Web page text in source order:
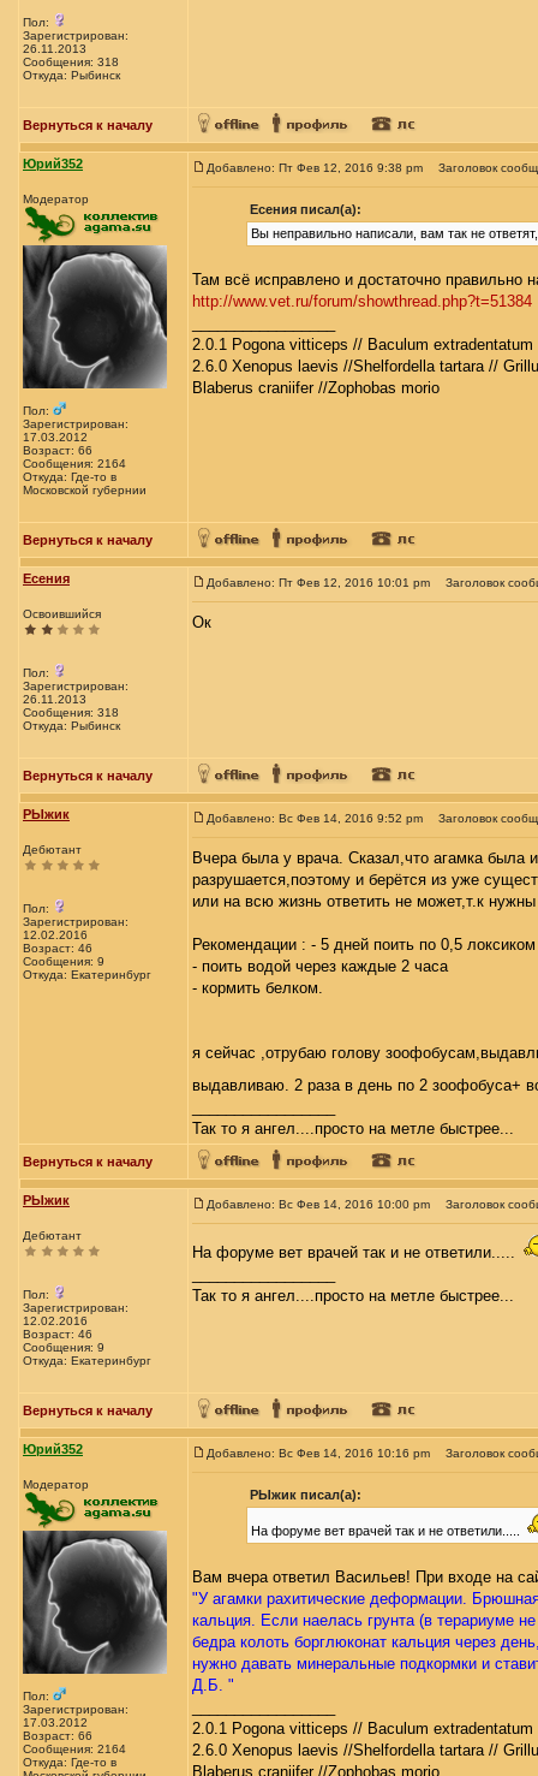
Пол:
Зарегистрирован:
26.11.2013
Сообщения: 318
Откуда: Рыбинск
Вернуться к началу
Юрий352
Модератор
Пол:
Зарегистрирован:
17.03.2012
Возраст: 66
Сообщения: 2164
Откуда: Где-то в
Московской губернии
Добавлено: Пт Фев 12, 2016 9:38 pm Заголовок
Есения писал(а):
Вы неправильно написали, вам так не
Там всё исправлено и достаточно правильно
http://www.vet.ru/forum/showthread.php?t=51384
2.0.1 Pogona vitticeps // Baculum extradentatum
2.6.0 Xenopus laevis //Shelfordella tartara //
Blaberus craniifer //Zophobas morio
Вернуться к началу
Есения
Освоившийся
Пол:
Зарегистрирован:
26.11.2013
Сообщения: 318
Откуда: Рыбинск
Добавлено: Пт Фев 12, 2016 10:01 pm Заголовок
Ок
Вернуться к началу
РЫжик
Дебютант
Пол:
Зарегистрирован:
12.02.2016
Возраст: 46
Сообщения: 9
Откуда: Екатеринбург
Добавлено: Вс Фев 14, 2016 9:52 pm Заголовок
Вчера была у врача. Сказал,что агамка была
разрушается,поэтому и берётся из уже
или на всю жизнь ответить не может,т.к
Рекомендации : - 5 дней поить по 0,5 локсиком
- поить водой через каждые 2 часа
- кормить белком.
я сейчас ,отрубаю голову
выдавливаю. 2 раза в день по 2 зоофобуса+
Так то я ангел....просто на метле быстрее...
Вернуться к началу
РЫжик
Дебютант
Пол:
Зарегистрирован:
12.02.2016
Возраст: 46
Сообщения: 9
Откуда: Екатеринбург
Добавлено: Вс Фев 14, 2016 10:00 pm Заголовок
На форуме вет врачей так и не ответили.....
Так то я ангел....просто на метле быстрее...
Вернуться к началу
Юрий352
Модератор
Пол:
Зарегистрирован:
17.03.2012
Возраст: 66
Сообщения: 2164
Откуда: Где-то в
Добавлено: Вс Фев 14, 2016 10:16 pm Заголовок
РЫжик писал(а):
На форуме вет врачей так и не ответили.....
Вам вчера ответил Васильев! При входе на
"У агамки рахитические деформации. Брюшная
кальция. Если наелась грунта (в терариуме
бедра колоть борглюконат кальция через
нужно давать минеральные подкормки и
Д.Б. "
2.0.1 Pogona vitticeps // Baculum extradentatum
2.6.0 Xenopus laevis //Shelfordella tartara //
Blaberus craniifer //Zophobas morio